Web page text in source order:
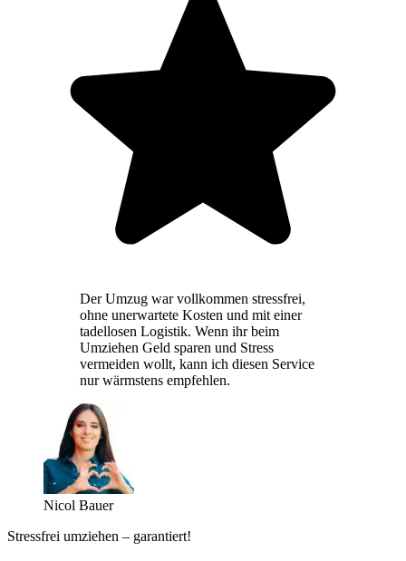
Der Umzug war vollkommen stressfrei,
ohne unerwartete Kosten und mit einer
tadellosen Logistik. Wenn ihr beim
Umziehen Geld sparen und Stress
vermeiden wollt, kann ich diesen Service
nur wärmstens empfehlen.
Nicol Bauer
Stressfrei umziehen – garantiert!